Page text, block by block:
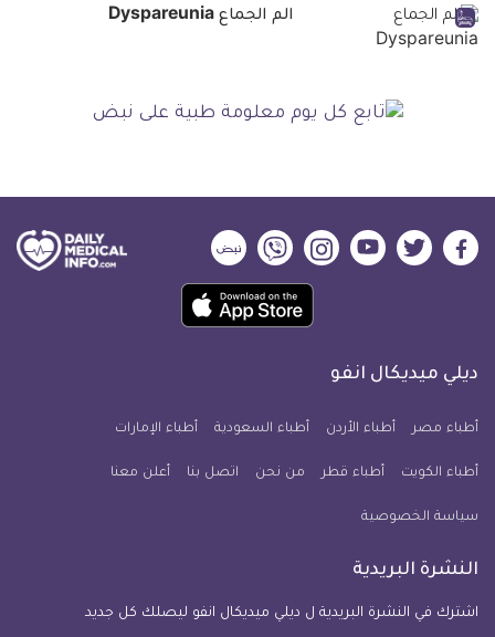
الم الجماع Dyspareunia
ديلي
فيسبوك
ديلي
تويتر
ديلي
ميديكال
يوتيوب
ديلي
ميديكال
انفو
ديلي
ميديكال
انفو
ديلي
ميديكال
انفو
حمل
تطبيق
معلومة
للآيفون
ديلي ميديكال انفو
أطباء مصر أطباء الأردن أطباء السعودية أطباء الإمارات
أطباء الكويت أطباء قطر من نحن اتصل بنا أعلن معنا
سياسة الخصوصية
النشرة البريدية
اشترك في النشرة البريدية ل ديلي ميديكال انفو ليصلك كل جديد